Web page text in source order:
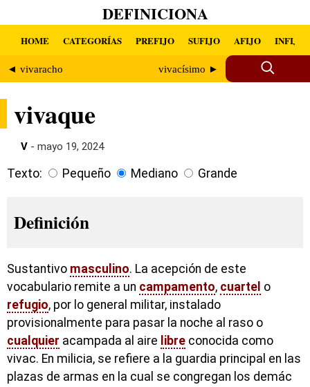
DEFINICIONA
HOME CATEGORÍAS PREFIJO SUFIJO AFIJO INFIJO
◄ vivaracho vivacísimo ►
vivaque
V - mayo 19, 2024
Texto: Pequeño Mediano Grande
Definición
Sustantivo masculino. La acepción de este
vocabulario remite a un campamento, cuartel o
refugio, por lo general militar, instalado
provisionalmente para pasar la noche al raso o
cualquier acampada al aire libre conocida como
vivac. En milicia, se refiere a la guardia principal en las
plazas de armas en la cual se congregan los demác